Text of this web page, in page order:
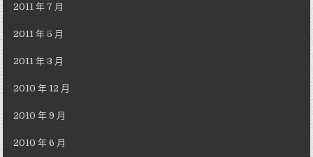
2011 年 7 月
2011 年 5 月
2011 年 3 月
2010 年 12 月
2010 年 9 月
2010 年 6 月